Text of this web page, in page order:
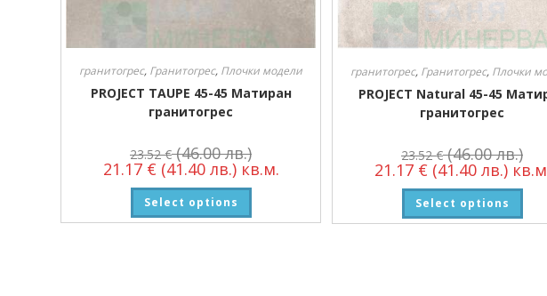
гранитогрес, Гранитогрес, Плочки модели
PROJECT TAUPE 45-45 Матиран
гранитогрес
23.52€ (46.00 лв.)
21.17 € (41.40 лв.)кв.м.
Select options
гранитогрес, Гранитогрес, Плочки
PROJECT Natural 45-45
гранитогрес
23.52€ (46.00 лв.)
21.17 € (41.40 лв.)
Select options